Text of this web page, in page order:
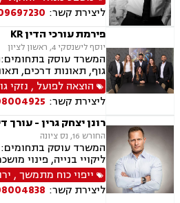
מגרשים לבניה ,נחלות
מקרקעי ישראל, צווי
פיתוח, היטל השבחה,
ירושות וצוואות,
חוקתי ומנהלי, רישוי
בעלי מניות, ליווי
ערבויות ושטרות, קניין
בנקאות, חברות אשראי
ליצירת קשר:
פירמת עורכי הדין KR
יוסף לישנסקי 4, ראשון לציון
המשרד עוסק
גוף, תאונות דרכים,
גירושין, ירושות
מקרקעין ונדל"ן,
דיני חוזים, אובדן כושר
חברות, דיני עמותות.
הוצאה לפועל , נזקי
ליצירת קשר:
רונן יצחק גרין - עורך
החורש 16, נס ציונה
המשרד עוסק
ליקויי בנייה, פינוי
ייפוי כוח מתמשך, דיני
ייפוי כוח מתמשך,
ליצירת קשר: